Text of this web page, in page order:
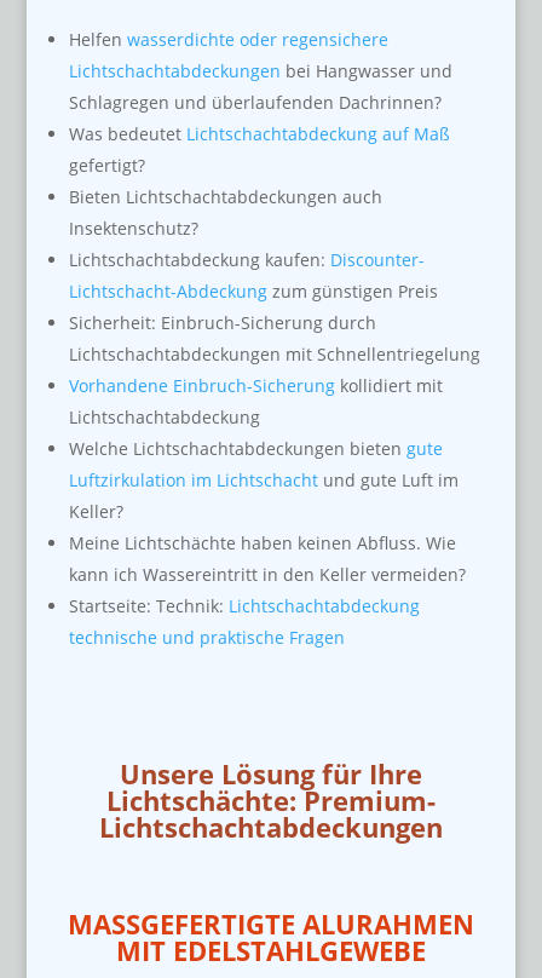
Helfen wasserdichte oder regensichere
Lichtschachtabdeckungen bei Hangwasser und
Schlagregen und überlaufenden Dachrinnen?
Was bedeutet Lichtschachtabdeckung auf Maß
gefertigt?
Bieten Lichtschachtabdeckungen auch
Insektenschutz?
Lichtschachtabdeckung kaufen: Discounter-
Lichtschacht-Abdeckungzum günstigen Preis
Sicherheit: Einbruch-Sicherung durch
Lichtschachtabdeckungen mit Schnellentriegelung
Vorhandene Einbruch-Sicherungkollidiert mit
Lichtschachtabdeckung
Welche Lichtschachtabdeckungen bieten gute
Luftzirkulation im Lichtschachtund gute Luft im
Keller?
Meine Lichtschächte haben keinen Abfluss. Wie
kann ich Wassereintritt in den Keller vermeiden?
Startseite: Technik: Lichtschachtabdeckung
technische und praktische Fragen
Unsere Lösung für Ihre
Lichtschächte: Premium-
Lichtschachtabdeckungen
MASSGEFERTIGTE ALURAHMEN
MIT EDELSTAHLGEWEBE